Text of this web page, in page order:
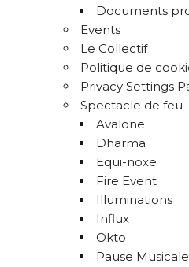
Documents
Events
Le Collectif
Politique de
Privacy Settings
Spectacle de feu
Avalone
Dharma
Equi-noxe
Fire Event
Illuminations
Influx
Okto
Pause Musicale